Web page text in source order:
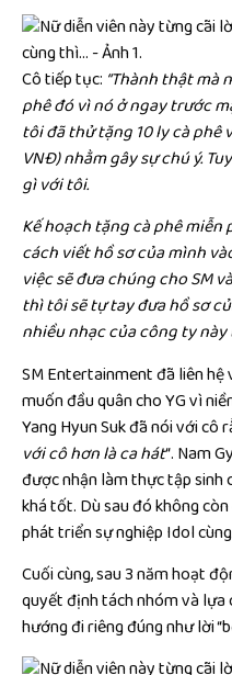
Cô tiếp tục: “Thành thật mà
phê đó vì nó ở ngay trước
tôi đã thử tặng 10 ly cà phê
VNĐ) nhằm gây sự chú ý.
gì với tôi.
Kế hoạch tặng cà phê
cách viết hồ sơ của mình
việc sẽ đưa chúng cho SM
thì tôi sẽ tự tay đưa hồ sơ
nhiều nhạc của công ty
SM Entertainment đã liên hệ
muốn đầu quân cho YG vì
Yang Hyun Suk đã nói với cô
với cô hơn là ca hát“. Nam
được nhận làm thực tập sinh
khá tốt. Dù sau đó không
phát triển sự nghiệp Idol
Cuối cùng, sau 3 năm hoạt
quyết định tách nhóm và
hướng đi riêng đúng như lời